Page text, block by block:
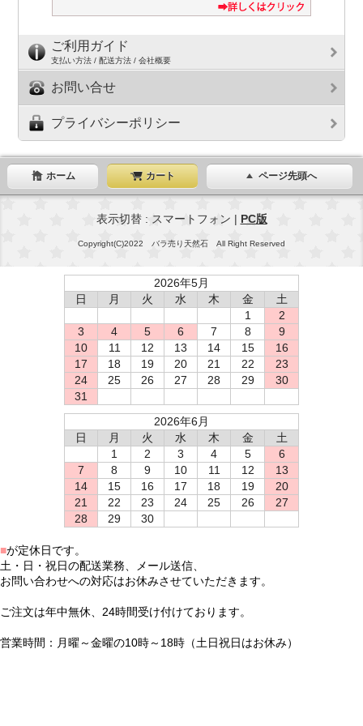
ご利用ガイド
支払い方法 / 配送方法 / 会社概要
お問い合せ
プライバシーポリシー
ホーム カート ページ先頭へ
表示切替 : スマートフォン | PC版
Copyright(C)2022 バラ売り天然石 All Right Reserved
2026年5月
日
月 火 水 木 金
土
1
2
3
4 5 6 7 8
9
10
11 12 13 14 15
16
17
18 19 20 21 22
23
24
25 26 27 28 29
30
31
2026年6月
日
月 火 水 木 金
土
1
2 3 4 5
6
7
8 9 10 11 12
13
14
15 16 17 18 19
20
21
22 23 24 25 26
27
28
29 30
■が定休日です。
土・日・祝日の配送業務、メール送信、
お問い合わせへの対応はお休みさせていただきます。
ご注文は年中無休、24時間受け付けております。
営業時間：月曜～金曜の10時～18時（土日祝日はお休み）